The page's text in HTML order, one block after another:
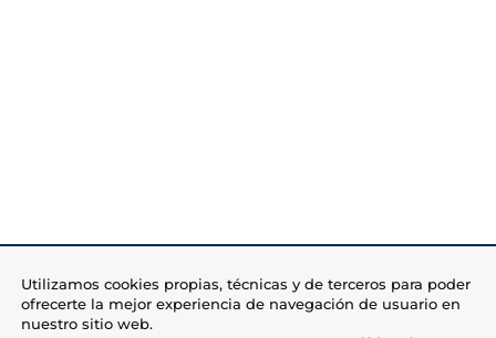
Utilizamos cookies propias, técnicas y de terceros para poder
ofrecerte la mejor experiencia de navegación de usuario en
nuestro sitio web.